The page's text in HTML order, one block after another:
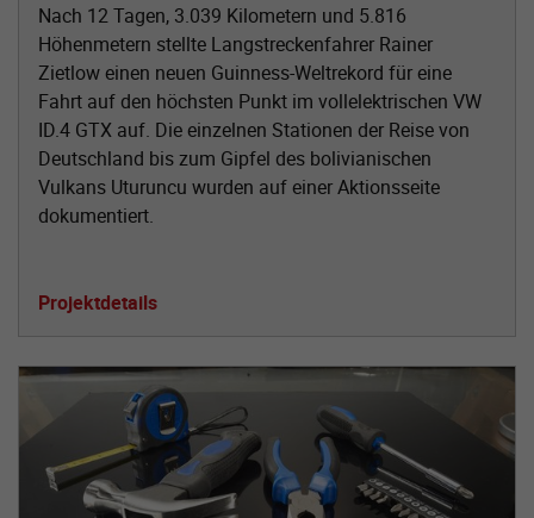
Nach 12 Tagen, 3.039 Kilometern und 5.816
Höhenmetern stellte Langstreckenfahrer Rainer
Zietlow einen neuen Guinness-Weltrekord für eine
Fahrt auf den höchsten Punkt im vollelektrischen VW
ID.4 GTX auf. Die einzelnen Stationen der Reise von
Deutschland bis zum Gipfel des bolivianischen
Vulkans Uturuncu wurden auf einer Aktionsseite
dokumentiert.
Projektdetails